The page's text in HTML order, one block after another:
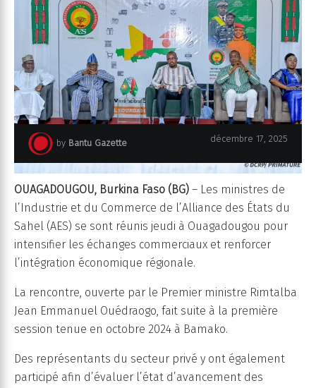
by Bantu Gazette décembre 17, 2025
OUAGADOUGOU, Burkina Faso (BG) – Les ministres de
l’Industrie et du Commerce de l’Alliance des États du
Sahel (AES) se sont réunis jeudi à Ouagadougou pour
intensifier les échanges commerciaux et renforcer
l’intégration économique régionale.
La rencontre, ouverte par le Premier ministre Rimtalba
Jean Emmanuel Ouédraogo, fait suite à la première
session tenue en octobre 2024 à Bamako.
Des représentants du secteur privé y ont également
participé afin d’évaluer l’état d’avancement des